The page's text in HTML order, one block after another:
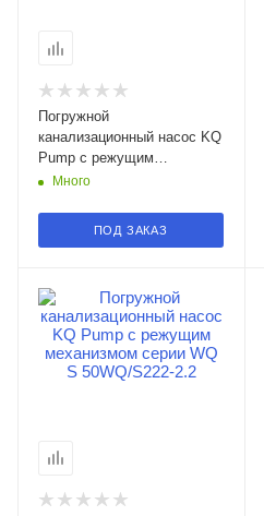
Погружной
канализационный насос KQ
Pump с режущим
механизмом серии WQ S
Смоленске
Много
ПОД ЗАКАЗ